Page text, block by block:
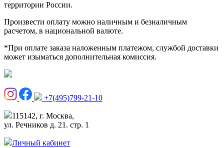
территории России.
Произвести оплату можно наличным и безналичным
расчетом, в национальной валюте.
*При оплате заказа наложенным платежом, службой доставки
может изыматься дополнительная комиссия.
+7(495)799-21-10
115142, г. Москва,
ул. Речников д. 21. стр. 1
Личный кабинет